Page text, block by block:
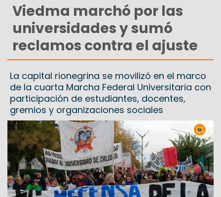
Viedma marchó por las
universidades y sumó
reclamos contra el ajuste
La capital rionegrina se movilizó en el marco
de la cuarta Marcha Federal Universitaria con
participación de estudiantes, docentes,
gremios y organizaciones sociales